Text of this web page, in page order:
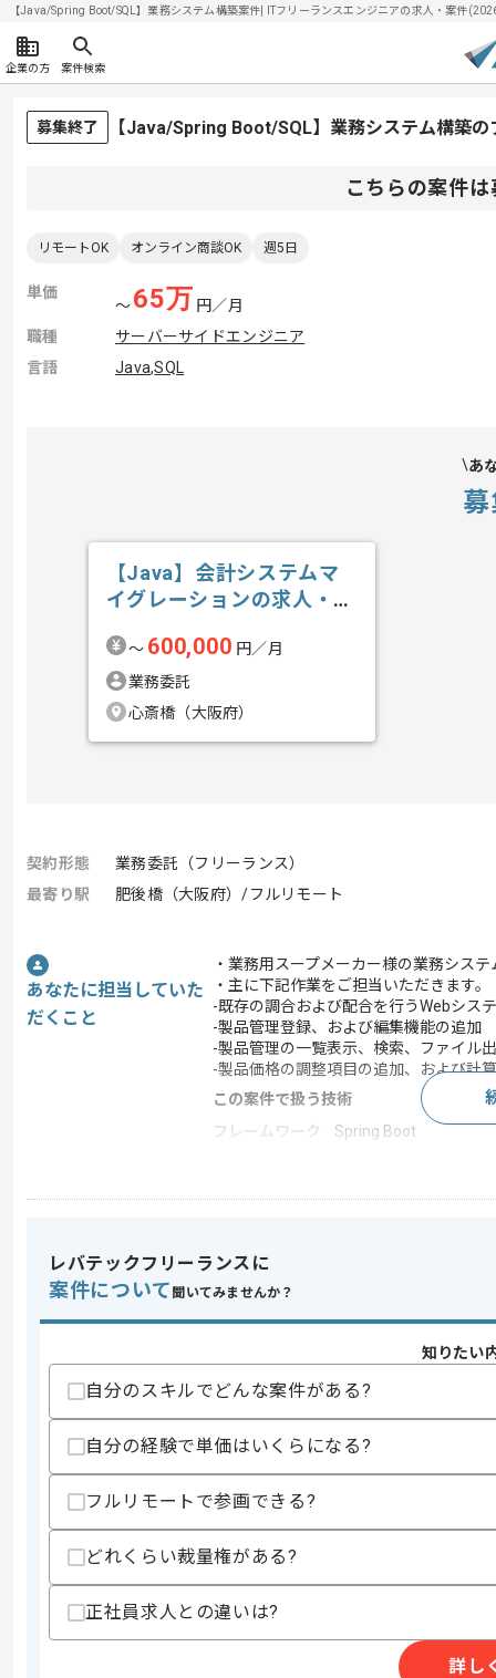
【Java/Spring Boot/SQL】業務システム構築案件| ITフリーランスエンジニアの求人・案件
企業の方 案件検索
募集終了 【Java/Spring Boot/SQL】業務システム構築
こちらの案件
リモートOK オンライン商談OK 週5日
単価
〜65万 円／月
職種
サーバーサイドエンジニア
言語
Java,SQL
あ
【Java】会計システムマ
イグレーションの求人・案
〜 600,000 円／月
業務委託
心斎橋（大阪府）
契約形態
業務委託（フリーランス）
最寄り駅
肥後橋（大阪府）/フルリモート
あなたに担当していた
だくこと
・業務用スープメーカー様の業務シス
・主に下記作業をご担当いただきます。
-既存の調合および配合を行うWebシス
-製品管理登録、および編集機能の追加
-製品管理の一覧表示、検索、ファイル
-製品価格の調整項目の追加、および計
この案件で扱う技術
フレームワーク
Spring Boot
・Spring Bootの実装経験5年以上
・ORマッパー（Doma or MyBatis）の
上記に似た経験やスキルをお持ちであれば申
精算条件
精算基準時間
160時間〜180時間
支払いサイト
レバテックフリーランスに
案件について 聞いてみませんか？
知りたい
自分のスキルでどんな案件がある?
自分の経験で単価はいくらになる?
フルリモートで参画できる?
どれくらい裁量権がある?
正社員求人との違いは?
詳し